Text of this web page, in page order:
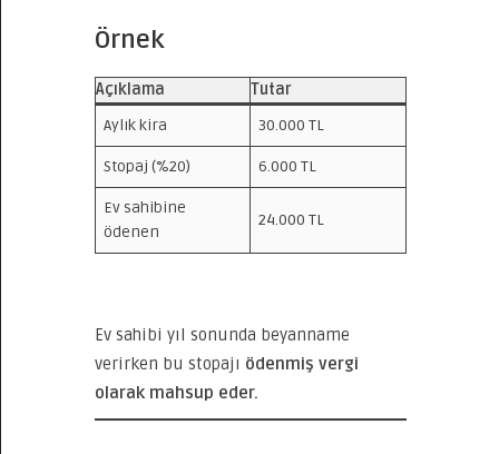
Örnek
Açıklama
Tutar
Aylık kira
30.000 TL
Stopaj (%20) 6.000 TL
Ev sahibine
ödenen
24.000 TL
Ev sahibi yıl sonunda beyanname
verirken bu stopajı ödenmiş vergi
olarak mahsup eder.